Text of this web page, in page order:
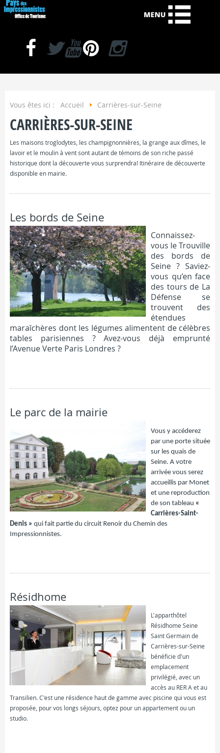
Vous êtes ici : Accueil Carrières-sur-Seine
CARRIÈRES-SUR-SEINE
Les maisons troglodytes, les champignonnières, la grange aux dîmes, le
lavoir et le moulin à vent sont autant de témoins de son riche passé
historique dont la découverte vous surprendra! Itinéraire de découverte
disponible en mairie.
Les bords de Seine
Connaissez-
vous le Trouville
des bords de
Seine ? Saviez-
vous qu’en face
des tours de La
Défense se
trouvent des
étendues
maraîchères dont les légumes alimentent de célèbres
tables parisiennes ? Avez-vous déjà emprunté
l’Avenue Verte Paris Londres ?
Le parc de la mairie
Vous y accéderez
par une porte située
sur les quais de
Seine. A votre
arrivée vous serez
accueillis par Monet
et une reproduction
de son tableau «
Carrières-Saint-
Denis » qui fait partie du circuit Renoir du Chemin des
Impressionnistes.
Résidhome
L'apparthôtel
Résidhome Seine
Saint Germain de
Carrières-sur-Seine
bénéficie d'un
emplacement
privilégié, avec un
accès au RER A et au
Transilien. C'est une résidence haut de gamme avec piscine qui vous est
proposée, pour vos longs séjours, optez pour un appartement ou un
studio.